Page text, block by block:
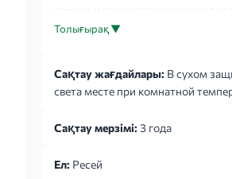
период и при неполноценном
мг/сут (детям - 25 мг/сут), при
100-200 мг/сут (детям - 50-100
Толығырақ ▼
Сақтау жағдайлары: В сухом
света месте при комнатной
Сақтау мерзімі: 3 года
Ел: Ресей